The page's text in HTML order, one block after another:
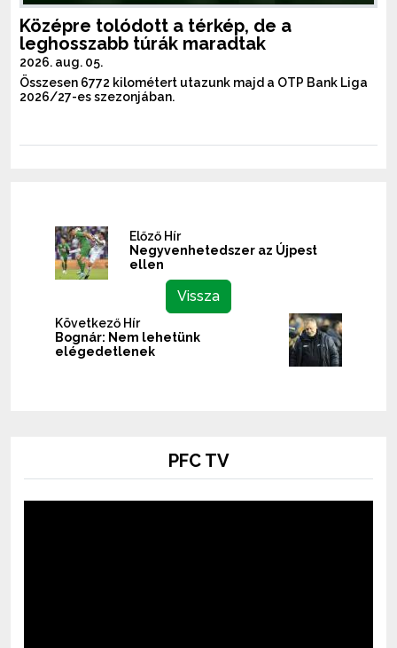
Középre tolódott a térkép, de a
leghosszabb túrák maradtak
2026. aug. 05.
Összesen 6772 kilométert utazunk majd a OTP Bank Liga
2026/27-es szezonjában.
Előző Hír
Negyvenhetedszer az Újpest
ellen
Vissza
Következő Hír
Bognár: Nem lehetünk
elégedetlenek
PFC TV